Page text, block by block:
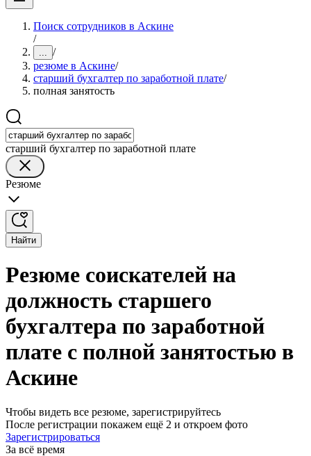
Поиск сотрудников в Аскине
/
... /
резюме в Аскине/
старший бухгалтер по заработной плате/
полная занятость
старший бухгалтер по заработной плате
Резюме
Найти
Резюме соискателей на
должность старшего
бухгалтера по заработной
плате с полной занятостью в
Аскине
Чтобы видеть все резюме, зарегистрируйтесь
После регистрации покажем ещё 2 и откроем фото
Зарегистрироваться
За всё время